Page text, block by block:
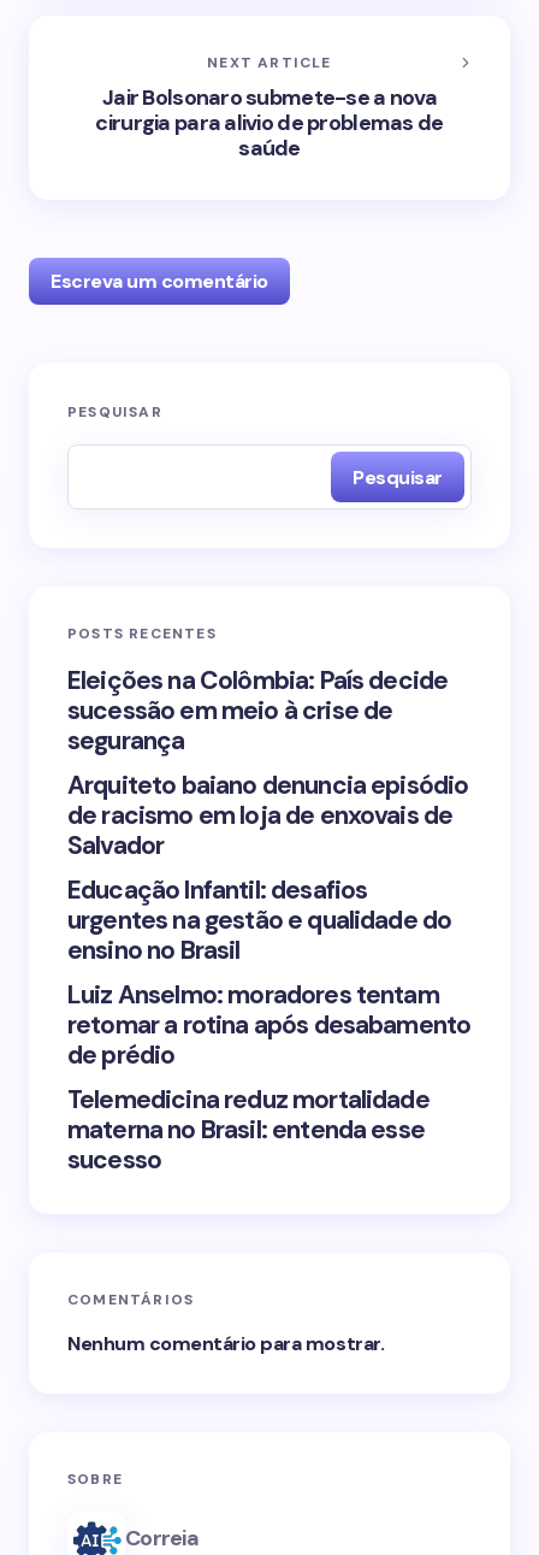
NEXT ARTICLE
Jair Bolsonaro submete-se a nova
cirurgia para alivio de problemas de
saúde
Escreva um comentário
O seu endereço de e-mail não será publicado.
Your Comment *
Save my name and email in this browser for the
Submit Comment
PESQUISAR
Pesquisar
POSTS RECENTES
Eleições na Colômbia: País decide
sucessão em meio à crise de
segurança
Arquiteto baiano denuncia episódio
de racismo em loja de enxovais de
Salvador
Educação Infantil: desafios
urgentes na gestão e qualidade do
ensino no Brasil
Luiz Anselmo: moradores tentam
retomar a rotina após desabamento
de prédio
Telemedicina reduz mortalidade
materna no Brasil: entenda esse
sucesso
COMENTÁRIOS
Nenhum comentário para mostrar.
SOBRE
Correia